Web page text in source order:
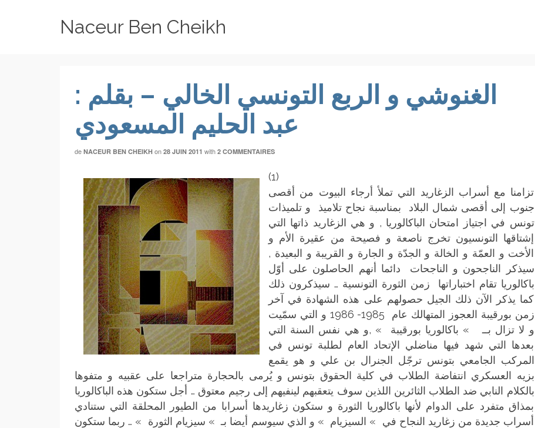
Naceur Ben Cheikh
الغنوشي و الربع التونسي الخالي – بقلم :
عبد الحليم المسعودي
de NACEUR BEN CHEIKH on 28 JUIN 2011 with 2 COMMENTAIRES
(1)
تزامنا مع أسراب الزغاريد التي تملأ أرجاء البيوت من أقصى
جنوب إلى أقصى شمال البلاد بمناسبة نجاح تلاميذ و تلميذات
تونس في اجتياز امتحان الباكالوريا , و هي الزغاريد ذاتها التي
إشتاقها التونسيون تخرج ناصعة و فصيحة من عقيرة الأم و
الأخت و العمّة و الخالة و الجدّة و الجارة و القريبة و البعيدة ,
سيذكر الناجحون و الناجحات دائما أنهم الحاصلون على أوّل
باكالوريا تقام اختباراتها زمن الثورة التونسية … سيذكرون ذلك
كما يذكر الآن ذلك الجيل حصولهم على هذه الشهادة في آخر
زمن بورقيبة العجوز المتهالك عام 1985- 1986 و التي سمّيت
و لا تزال بــ » باكالوريا بورقيبة » ,و هي نفس السنة التي
بعدها التي شهد فيها مناضلي الإتحاد العام لطلبة تونس في
المركب الجامعي بتونس ترجّل الجنرال بن علي و هو يقمع
بزيه العسكري انتفاضة الطلاب في كلية الحقوق بتونس و يُرمى بالحجارة متراجعا على عقبيه و متفوها
بالكلام النابي ضد الطلاب الثائرين اللذين سوف يتعقبهم لينفيهم إلى رجيم معتوق … أجل ستكون هذه الباكالوريا
بمذاق متفرد على الدوام لأنها باكالوريا الثورة و ستكون زغاريدها أسرابا من الطيور المحلقة التي ستنادي
أسراب جديدة من زغاريد النجاح في » السيزيام » و الذي سيوسم أيضا بـ » سيزيام الثورة » … ربما ستكون